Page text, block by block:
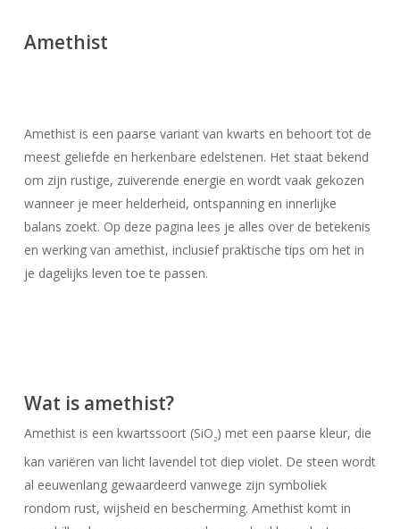
Amethist
Amethist is een paarse variant van kwarts en behoort tot de
meest geliefde en herkenbare edelstenen. Het staat bekend
om zijn rustige, zuiverende energie en wordt vaak gekozen
wanneer je meer helderheid, ontspanning en innerlijke
balans zoekt. Op deze pagina lees je alles over de betekenis
en werking van amethist, inclusief praktische tips om het in
je dagelijks leven toe te passen.
Wat is amethist?
Amethist is een kwartssoort (SiO 2) met een paarse kleur, die
kan variëren van licht lavendel tot diep violet. De steen wordt
al eeuwenlang gewaardeerd vanwege zijn symboliek
rondom rust, wijsheid en bescherming. Amethist komt in